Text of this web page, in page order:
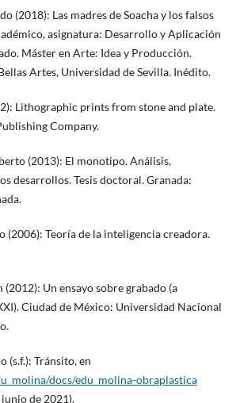
(2018): Las madres de Soacha y los falsos
asignatura: Desarrollo y Aplicación
Máster en Arte: Idea y Producción.
Artes, Universidad de Sevilla. Inédito.
Lithographic prints from stone and plate.
Company.
(2013): El monotipo. Análisis,
desarrollos. Tesis doctoral. Granada:
(2006): Teoría de la inteligencia creadora.
Un ensayo sobre grabado (a
Ciudad de México: Universidad Nacional
(s.f.): Tránsito, en
docs/edu_molina-obraplastica
de 2021).